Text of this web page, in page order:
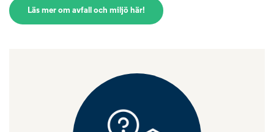
Läs mer om avfall och miljö här!